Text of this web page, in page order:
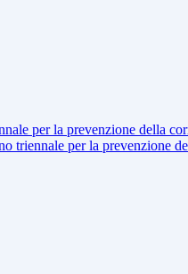
per la prevenzione della
triennale per la prevenzione